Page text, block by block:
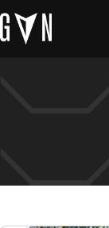
para
o
conteúdo